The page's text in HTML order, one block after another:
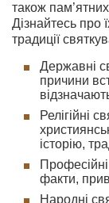
також
Дізнайтесь про
традиції
Державні
причини
Релігійні
історію,
Професійні
факти,
Народні